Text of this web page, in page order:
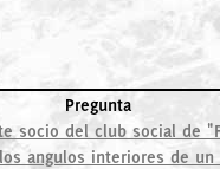
Pregunta
socio del club social de
angulos interiores de un